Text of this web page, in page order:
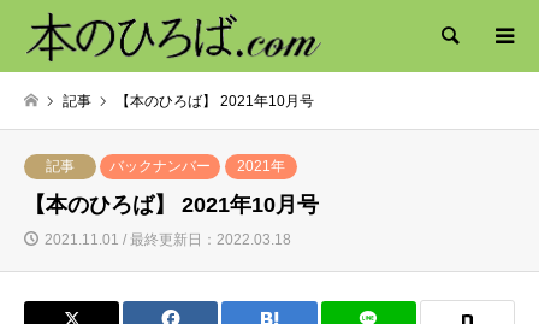
検索
記事 【本のひろば】 2021年10月号
記事 バックナンバー 2021年
【本のひろば】 2021年10月号
2021.11.01 / 最終更新日：2022.03.18